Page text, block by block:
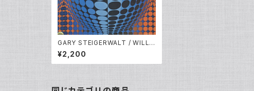
GARY STEIGERWALT / WILLIA
M SCHUMAN / WALTER PIST
ON - Piano Concertos
¥2,200